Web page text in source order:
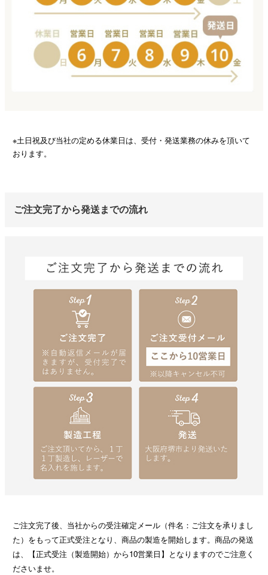
※土日祝及び当社の定める休業日は、受付・発送業務の休みを頂いて
おります。
ご注文完了から発送までの流れ
ご注文完了後、当社からの受注確定メール（件名：ご注文を承りまし
た）をもって正式受注となり、商品の製造を開始します。商品の発送
は、【正式受注（製造開始）から10営業日】となりますのでご注意く
ださいませ。